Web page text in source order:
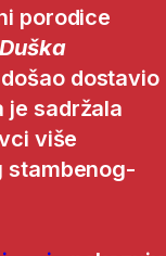
porodice
Duška
dostavio
je sadržala
više
stambenog-